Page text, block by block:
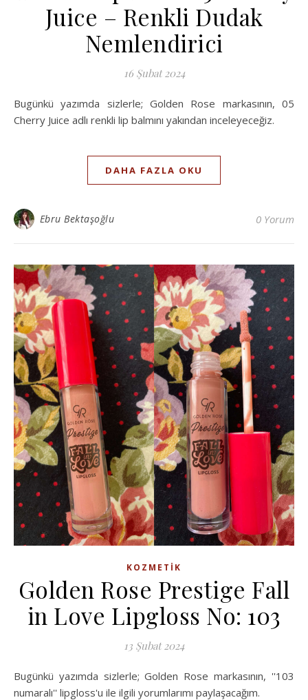
Juice – Renkli Dudak
Nemlendirici
16 Şubat 2024
Bugünkü yazımda sizlerle; Golden Rose markasının, 05
Cherry Juice adlı renkli lip balmını yakından inceleyeceğiz.
DAHA FAZLA OKU
Ebru Bektaşoğlu 0 Yorum
KOZMETIK
Golden Rose Prestige Fall
in Love Lipgloss No: 103
13 Şubat 2024
Bugünkü yazımda sizlerle; Golden Rose markasının, ''103
numaralı'' lipgloss'u ile ilgili yorumlarımı paylaşacağım.